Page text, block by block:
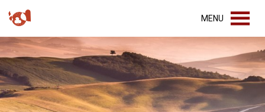
MENU